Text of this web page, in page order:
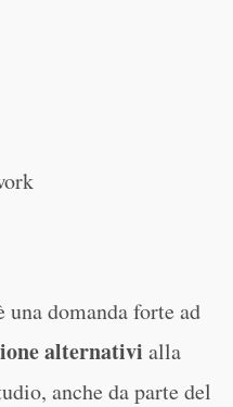
una domanda forte ad
alternativi alla
anche da parte del